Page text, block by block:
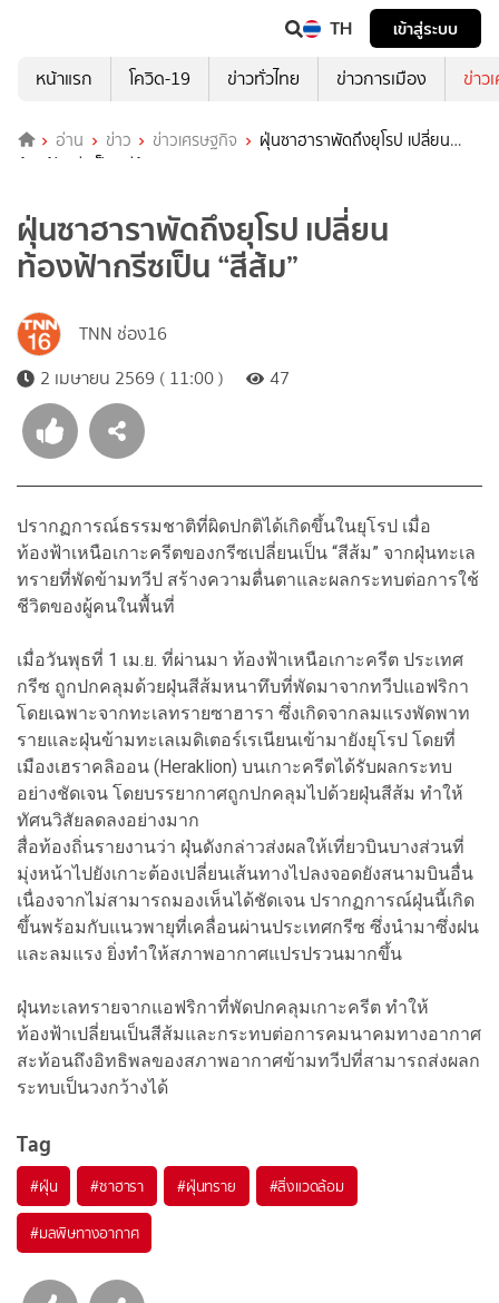
TH
เข้าสู่ระบบ
หน้าแรก
โควิด-19 ข่าวทั่วไทย ข่าวการเมือง ข่าว
อ่าน ข่าว ข่าวเศรษฐกิจ
ฝุ่นซาฮาราพัดถึงยุโรป เปลี่ยน
ท้องฟ้ากรีซเป็น “สีส้ม”
ฝุ่นซาฮาราพัดถึงยุโรป เปลี่ยน
ท้องฟ้ากรีซเป็น “สีส้ม”
TNN ช่อง16
2 เมษายน 2569 ( 11:00 )
47
ปรากฏการณ์ธรรมชาติที่ผิดปกติได้เกิดขึ้นในยุโรป เมื่อ
ท้องฟ้าเหนือเกาะครีตของกรีซเปลี่ยนเป็น “สีส้ม” จากฝุ่นทะเล
ทรายที่พัดข้ามทวีป สร้างความตื่นตาและผลกระทบต่อการใช้
ชีวิตของผู้คนในพื้นที่
เมื่อวันพุธที่ 1 เม.ย. ที่ผ่านมา ท้องฟ้าเหนือเกาะครีต ประเทศ
กรีซ ถูกปกคลุมด้วยฝุ่นสีส้มหนาทึบที่พัดมาจากทวีปแอฟริกา
โดยเฉพาะจากทะเลทรายซาฮารา ซึ่งเกิดจากลมแรงพัดพาท
รายและฝุ่นข้ามทะเลเมดิเตอร์เรเนียนเข้ามายังยุโรป โดยที่
เมืองเฮราคลิออน (Heraklion) บนเกาะครีตได้รับผลกระทบ
อย่างชัดเจน โดยบรรยากาศถูกปกคลุมไปด้วยฝุ่นสีส้ม ทำให้
ทัศนวิสัยลดลงอย่างมาก
สื่อท้องถิ่นรายงานว่า ฝุ่นดังกล่าวส่งผลให้เที่ยวบินบางส่วนที่
มุ่งหน้าไปยังเกาะต้องเปลี่ยนเส้นทางไปลงจอดยังสนามบินอื่น
เนื่องจากไม่สามารถมองเห็นได้ชัดเจน ปรากฏการณ์ฝุ่นนี้เกิด
ขึ้นพร้อมกับแนวพายุที่เคลื่อนผ่านประเทศกรีซ ซึ่งนำมาซึ่งฝน
และลมแรง ยิ่งทำให้สภาพอากาศแปรปรวนมากขึ้น
ฝุ่นทะเลทรายจากแอฟริกาที่พัดปกคลุมเกาะครีต ทำให้
ท้องฟ้าเปลี่ยนเป็นสีส้มและกระทบต่อการคมนาคมทางอากาศ
สะท้อนถึงอิทธิพลของสภาพอากาศข้ามทวีปที่สามารถส่งผลก
ระทบเป็นวงกว้างได้
Tag
#ฝุ่น #ซาฮารา #ฝุ่นทราย #สิ่งแวดล้อม
#มลพิษทางอากาศ